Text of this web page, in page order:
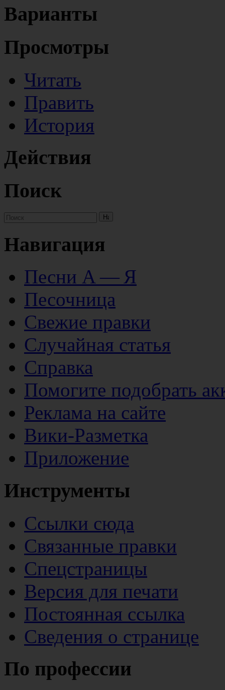
Варианты
Просмотры
Читать
Править
История
Действия
Поиск
Навигация
Песни А — Я
Песочница
Свежие правки
Случайная статья
Справка
Помогите подобрать
Реклама на сайте
Вики-Разметка
Приложение
Инструменты
Ссылки сюда
Связанные правки
Спецстраницы
Версия для печати
Постоянная ссылка
Сведения о странице
По профессии